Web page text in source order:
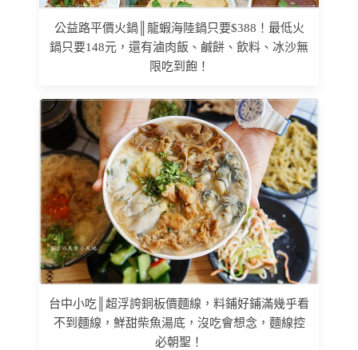
公益路平價火鍋║龍蝦海陸鍋只要$388！最低火
鍋只要148元，還有滷肉飯、鹹餅、飲料、冰沙無
限吃到飽！
台中小吃║超浮誇銅板價麵線，料鋪好鋪滿幾乎看
不到麵線，鮮甜柴魚湯底，沒吃會想念，麵線控
必朝聖！